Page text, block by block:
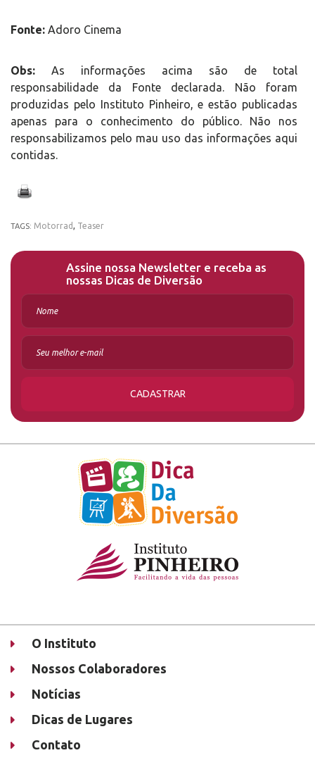
Fonte: Adoro Cinema
Obs: As informações acima são de total
responsabilidade da Fonte declarada. Não foram
produzidas pelo Instituto Pinheiro, e estão publicadas
apenas para o conhecimento do público. Não nos
responsabilizamos pelo mau uso das informações aqui
contidas.
TAGS: Motorrad, Teaser
Assine nossa Newsletter e receba as
nossas Dicas de Diversão
CADASTRAR
O Instituto
Nossos Colaboradores
Notícias
Dicas de Lugares
Contato